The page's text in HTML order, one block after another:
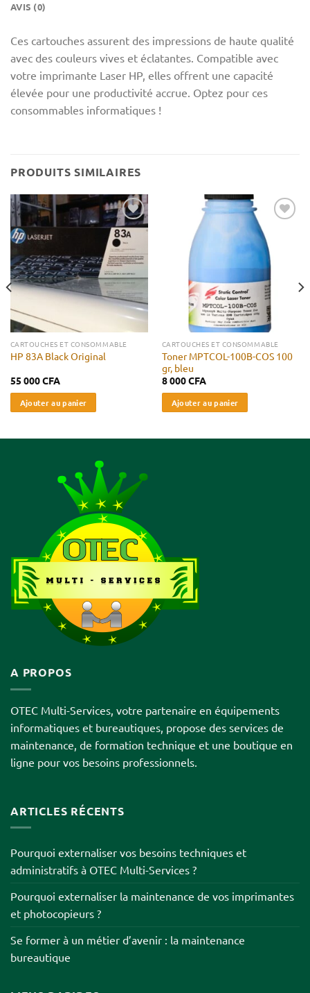
AVIS (0)
Ces cartouches assurent des impressions de haute qualité
avec des couleurs vives et éclatantes. Compatible avec
votre imprimante Laser HP, elles offrent une capacité
élevée pour une productivité accrue. Optez pour ces
consommables informatiques !
PRODUITS SIMILAIRES
Ajouter
à la liste
d’envies
CARTOUCHES ET CONSOMMABLE
HP 83A Black Original
55 000CFA
Ajouter au panier
Ajouter
à la liste
d’envies
CARTOUCHES ET CONSOMMABLE
Toner MPTCOL-100B-COS 100
gr, bleu
8 000CFA
Ajouter au panier
A PROPOS
OTEC Multi-Services, votre partenaire en équipements
informatiques et bureautiques, propose des services de
maintenance, de formation technique et une boutique en
ligne pour vos besoins professionnels.
ARTICLES RÉCENTS
Pourquoi externaliser vos besoins techniques et
administratifs à OTEC Multi-Services ?
Pourquoi externaliser la maintenance de vos imprimantes
et photocopieurs ?
Se former à un métier d’avenir : la maintenance
bureautique